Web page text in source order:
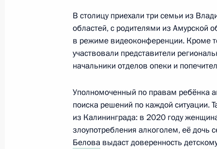
Мария Львова-Белова открыла IV
по профилактике социального
в семье»
4 декабря 2025 года, 18:00
Мария Львова-Белова приняла
Комиссии уполномоченных по
участников СНГ
13 ноября 2025 года, 18:00
В столицу приехали три семьи из
областей, с родителями из Амурской
в режиме видеоконференции. Кроме
участвовали представители
начальники отделов опеки и
Уполномоченный по правам ребёнка
поиска решений по каждой ситуации.
из Калининграда: в 2020 году
злоупотребления алкоголем, её дочь
Белова выдаст доверенность